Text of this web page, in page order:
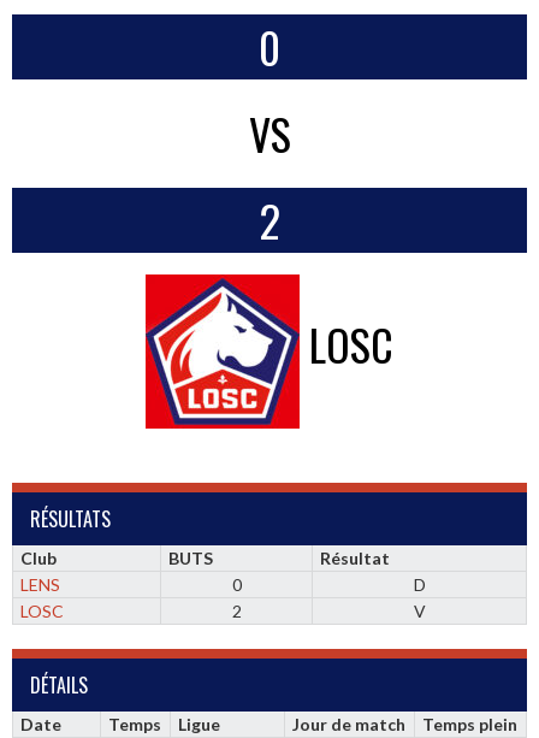
0
VS
2
LOSC
RÉSULTATS
Club BUTS
Résultat
LENS
0
D
LOSC
2 V
DÉTAILS
Date Temps Ligue Jour de match
Temps plein